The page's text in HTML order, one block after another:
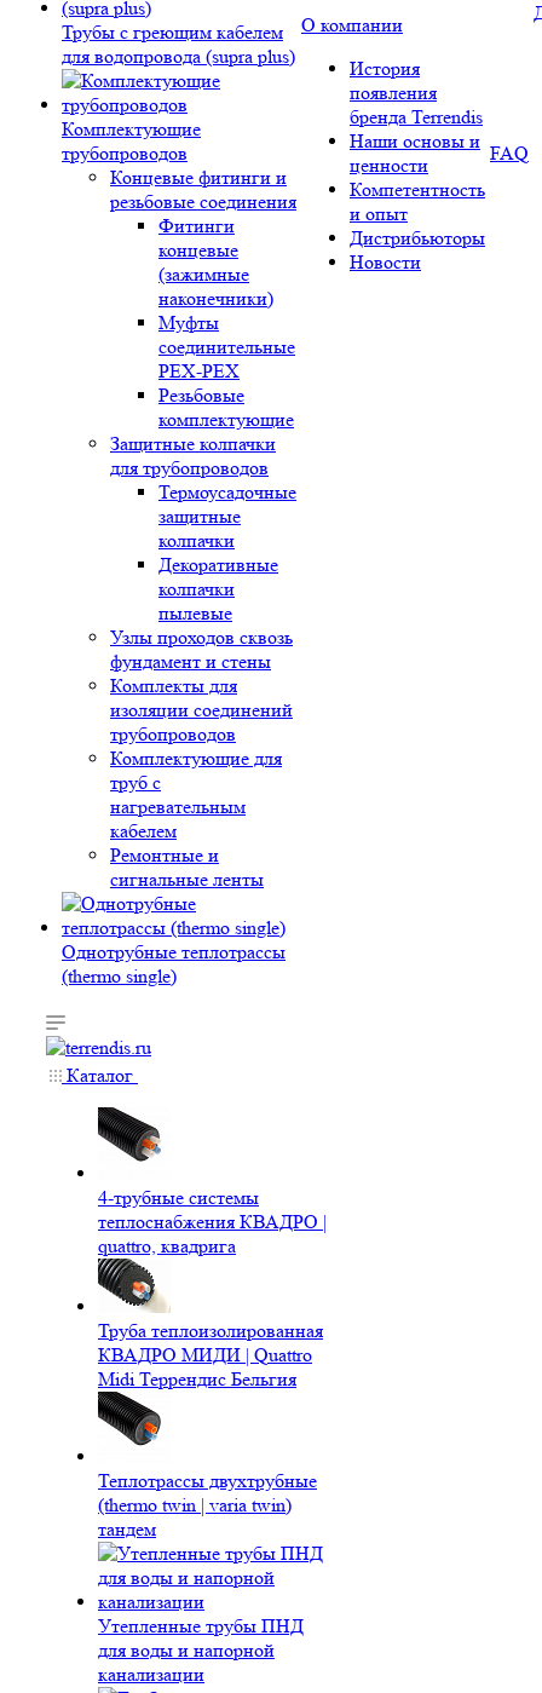
Трубы с греющим кабелем
для водопровода (supra plus)
Комплектующие
трубопроводов
Концевые фитинги и
резьбовые соединения
Фитинги
концевые
(зажимные
наконечники)
Муфты
соединительные
РЕХ-PEX
Резьбовые
комплектующие
Защитные колпачки
для трубопроводов
Термоусадочные
защитные
колпачки
Декоративные
колпачки
пылевые
Узлы проходов сквозь
фундамент и стены
Комплекты для
изоляции соединений
трубопроводов
Комплектующие для
труб с
нагревательным
кабелем
Ремонтные и
сигнальные ленты
Однотрубные теплотрассы
(thermo single)
О компании
История
появления
бренда Terrendis
Наши основы и
ценности
Компетентность
и опыт
Дистрибьюторы
Новости
FAQ
Каталог
4-трубные системы
теплоснабжения КВАДРО |
quattro, квадрига
Труба теплоизолированная
КВАДРО МИДИ | Quattro
Midi Террендис Бельгия
Теплотрассы двухтрубные
(thermo twin | varia twin)
тандем
Утепленные трубы ПНД
для воды и напорной
канализации